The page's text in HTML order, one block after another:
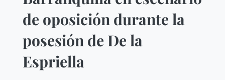
de oposición durante la
posesión de De la
Espriella